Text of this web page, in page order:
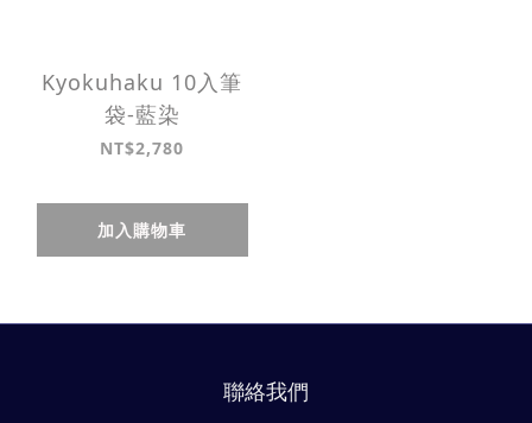
Kyokuhaku 10入筆
袋-藍染
NT$2,780
加入購物車
聯絡我們